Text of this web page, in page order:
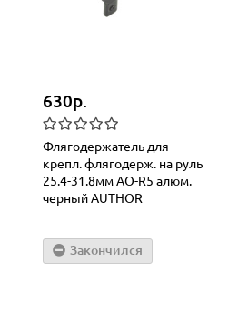
630р.
Флягодержатель для
крепл. флягодерж. на руль
25.4-31.8мм AO-R5 алюм.
черный AUTHOR
Закончился